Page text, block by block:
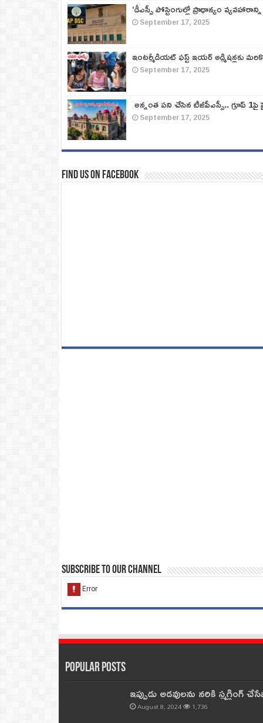
‘డీఎస్సీ పోస్టింగుల్లో ప్రాధాన్యం
September 17, 2025
ఇంటర్మీడియట్ ఫస్ట్‌ ఇయర్‌ అడ్మిషన్లకు
September 17, 2025
అన్నంత పని చేసిన టీజీపీఎస్సీ.. గ్రూప్‌
September 17, 2025
Find us on Facebook
Subscribe to our Channel
Popular Posts
ఇప్పుడు అడవులను నరికి
August 8, 2024 1,736